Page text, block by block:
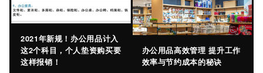
2021年新规！办公用品计入
这2个科目，个人垫资购买要
这样报销！
办公用品高效管理 提升工作
效率与节约成本的秘诀